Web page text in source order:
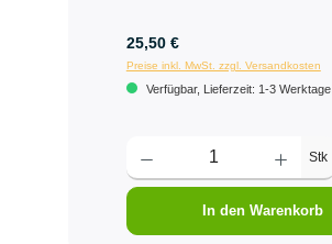
25,50 €
Preise inkl. MwSt. zzgl. Versandkosten
Verfügbar, Lieferzeit: 1-3 Werktage
Stk
In den Warenkorb